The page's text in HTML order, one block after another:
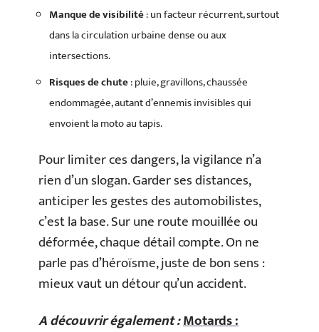
Manque de visibilité: un facteur récurrent, surtout
dans la circulation urbaine dense ou aux
intersections.
Risques de chute: pluie, gravillons, chaussée
endommagée, autant d’ennemis invisibles qui
envoient la moto au tapis.
Pour limiter ces dangers, la vigilance n’a
rien d’un slogan. Garder ses distances,
anticiper les gestes des automobilistes,
c’est la base. Sur une route mouillée ou
déformée, chaque détail compte. On ne
parle pas d’héroïsme, juste de bon sens :
mieux vaut un détour qu’un accident.
A découvrir également :Motards :